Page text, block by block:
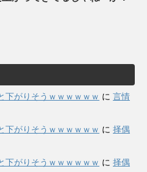
下がりそうｗｗｗｗｗｗ に 言情
下がりそうｗｗｗｗｗｗ に 择偶
下がりそうｗｗｗｗｗｗ に 择偶